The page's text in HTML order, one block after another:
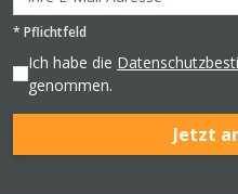
* Pflichtfeld
Ich habe die
genommen.
Jetzt